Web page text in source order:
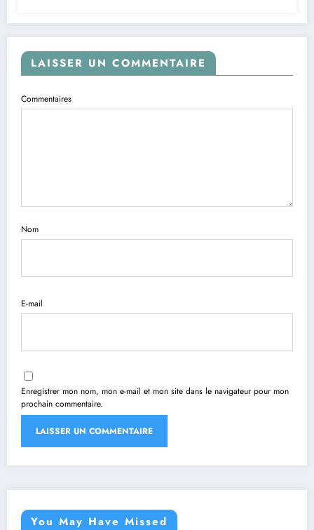
LAISSER UN COMMENTAIRE
Commentaires
Nom
E-mail
Enregistrer mon nom, mon e-mail et mon site dans le navigateur pour mon
prochain commentaire.
You May Have Missed